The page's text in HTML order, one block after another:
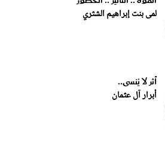
لمى بنت إبراهيم الشثري
أثر لا يُنسى..
أبرار آل عثمان